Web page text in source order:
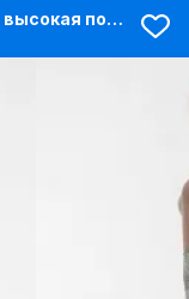
Юбка-карандаш из трикотажа, высокая посадка, демисезон